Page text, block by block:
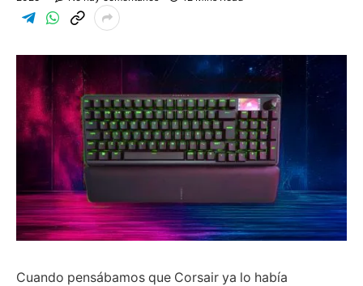
Cuando pensábamos que Corsair ya lo había